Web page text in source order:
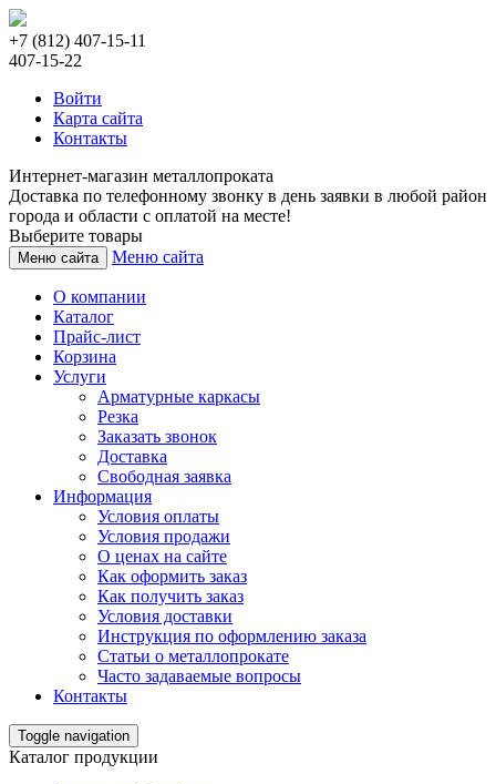
+7 (812) 407-15-11
407-15-22
Войти
Карта сайта
Контакты
Интернет-магазин металлопроката
Доставка по телефонному звонку в день заявки в любой район
города и области с оплатой на месте!
Выберите товары
Меню сайта Меню сайта
О компании
Каталог
Прайс-лист
Корзина
Услуги
Арматурные каркасы
Резка
Заказать звонок
Доставка
Свободная заявка
Информация
Условия оплаты
Условия продажи
О ценах на сайте
Как оформить заказ
Как получить заказ
Условия доставки
Инструкция по оформлению заказа
Статьи о металлопрокате
Часто задаваемые вопросы
Контакты
Toggle navigation
Каталог продукции